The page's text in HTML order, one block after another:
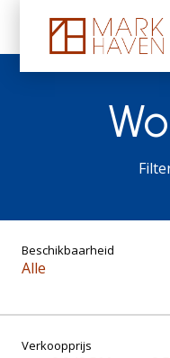
Beschikbaarheid
Alle
Verkoopprijs